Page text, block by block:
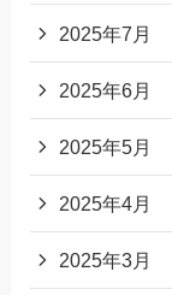
2025年7月
2025年6月
2025年5月
2025年4月
2025年3月